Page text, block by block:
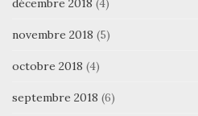
novembre 2018 (5)
octobre 2018 (4)
septembre 2018 (6)